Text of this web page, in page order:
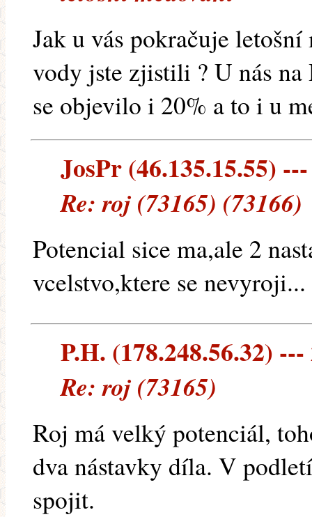
Jak u vás pokračuje
vody jste zjistili ? U nás
se objevilo i 20% a to i u
JosPr (46.135.15.55)
Re: roj (73165) (73166)
Potencial sice ma,ale 2
vcelstvo,ktere se nevyroji...
P.H. (178.248.56.32) ---
Re: roj (73165)
Roj má velký potenciál,
dva nástavky díla. V
spojit.